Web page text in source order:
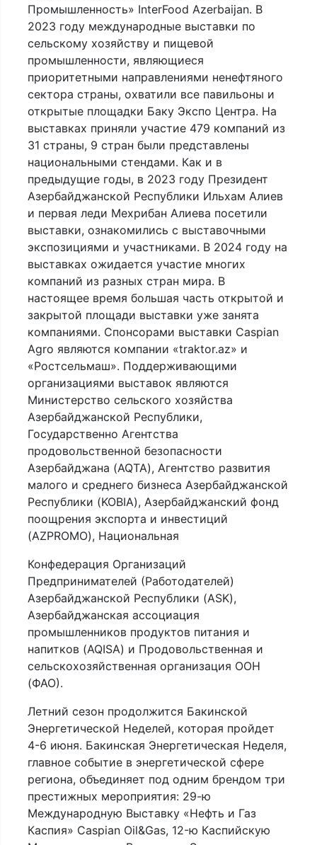
Промышленность» InterFood Azerbaijan. В
2023 году международные выставки по
сельскому хозяйству и пищевой
промышленности, являющиеся
приоритетными направлениями ненефтяного
сектора страны, охватили все павильоны и
открытые площадки Баку Экспо Центра. На
выставках приняли участие 479 компаний из
31 страны, 9 стран были представлены
национальными стендами. Как и в
предыдущие годы, в 2023 году Президент
Азербайджанской Республики Ильхам Алиев
и первая леди Мехрибан Алиева посетили
выставки, ознакомились с выставочными
экспозициями и участниками. В 2024 году на
выставках ожидается участие многих
компаний из разных стран мира. В
настоящее время большая часть открытой и
закрытой площади выставки уже занята
компаниями. Спонсорами выставки Caspian
Agro являются компании «traktor.az» и
«Ростсельмаш». Поддерживающими
организациями выставок являются
Министерство сельского хозяйства
Азербайджанской Республики,
Государственно Агентства
продовольственной безопасности
Азербайджана (AQTA), Агентство развития
малого и среднего бизнеса Азербайджанской
Республики (KOBIA), Азербайджанский фонд
поощрения экспорта и инвестиций
(AZPROMO), Национальная
Конфедерация Организаций
Предпринимателей (Работодателей)
Азербайджанской Республики (ASK),
Азербайджанская ассоциация
промышленников продуктов питания и
напитков (AQISA) и Продовольственная и
сельскохозяйственная организация ООН
(ФАО).
Летний сезон продолжится Бакинской
Энергетической Неделей, которая пройдет
4-6 июня. Бакинская Энергетическая Неделя,
главное событие в энергетической сфере
региона, объединяет под одним брендом три
престижных мероприятия: 29-ю
Международную Выставку «Нефть и Газ
Каспия» Caspian Oil&Gas, 12-ю Каспийскую